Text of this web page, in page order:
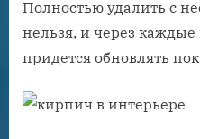
Полностью удалить с
нельзя, и через каждые
придется обновлять